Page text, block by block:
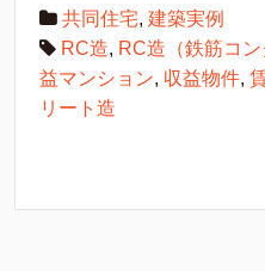
共同住宅, 建築実例
RC造, RC造（鉄筋コン
益マンション, 収益物件,
リート造